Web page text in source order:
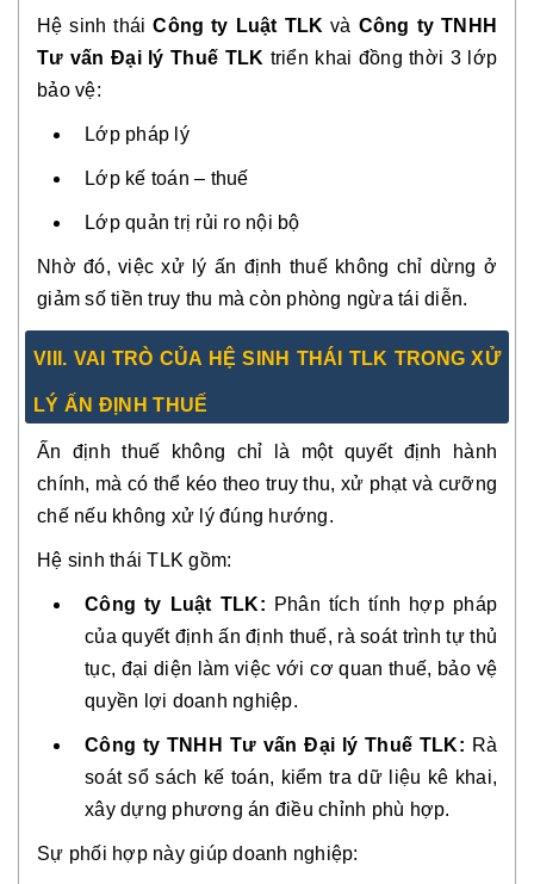
Hệ sinh tháiCông ty Luật TLK và Công ty TNHH
Tư vấn Đại lý Thuế TLK triển khai đồng thời 3 lớp
bảo vệ:
Lớp pháp lý
Lớp kế toán – thuế
Lớp quản trị rủi ro nội bộ
Nhờ đó, việc xử lý ấn định thuế không chỉ dừng ở
giảm số tiền truy thu mà còn phòng ngừa tái diễn.
VIII. VAI TRÒ CỦA HỆ SINH THÁI TLK TRONG XỬ
LÝ ẤN ĐỊNH THUẾ
Ấn định thuế không chỉ là một quyết định hành
chính, mà có thể kéo theo truy thu, xử phạt và cưỡng
chế nếu không xử lý đúng hướng.
Hệ sinh thái TLK gồm:
Công ty Luật TLK: Phân tích tính hợp pháp
của quyết định ấn định thuế, rà soát trình tự thủ
tục, đại diện làm việc với cơ quan thuế, bảo vệ
quyền lợi doanh nghiệp.
Công ty TNHH Tư vấn Đại lý Thuế TLK: Rà
soát sổ sách kế toán, kiểm tra dữ liệu kê khai,
xây dựng phương án điều chỉnh phù hợp.
Sự phối hợp này giúp doanh nghiệp: